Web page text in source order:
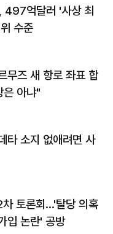
497억달러 '사상 최
수준
무즈 새 항로 좌표 합
아냐"
타 소지 없애려면 사
토론회…'탈당 의혹
입 논란' 공방